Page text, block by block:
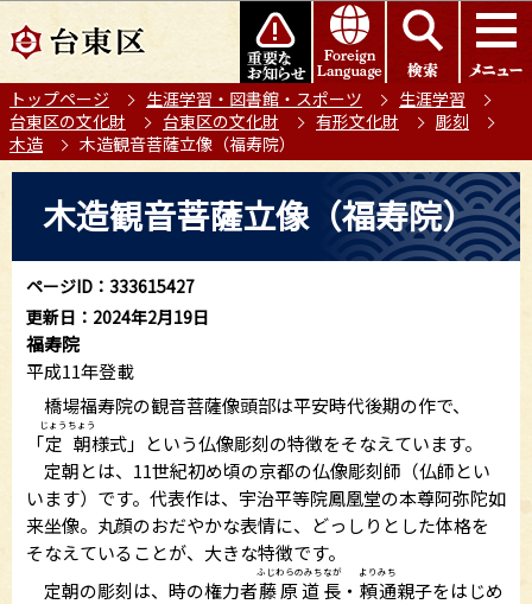
の
ー
ジ
の
このページの本文へ移動
トップページ 生涯学習・図書館・スポーツ
生涯学習
台東区の文化財
台東区の文化財 有形文化財
彫刻
木造
木造観音菩薩立像（福寿院）
か
ら
木造観音菩薩立像（福寿院）
ページID：333615427
更新日：2024年2月19日
福寿院
平成11年登載
橋場福寿院の観音菩薩像頭部は平安時代後期の作で、
「定朝
じょうちょう
様式」という仏像彫刻の特徴をそなえています。
定朝とは、11世紀初め頃の京都の仏像彫刻師（仏師とい
います）です。代表作は、宇治平等院鳳凰堂の本尊阿弥陀如
来坐像。丸顔のおだやかな表情に、どっしりとした体格を
そなえていることが、大きな特徴です。
定朝の彫刻は、時の権力者藤原道長
ふじわらのみちなが
・ 頼通
よりみち
親子をはじめ